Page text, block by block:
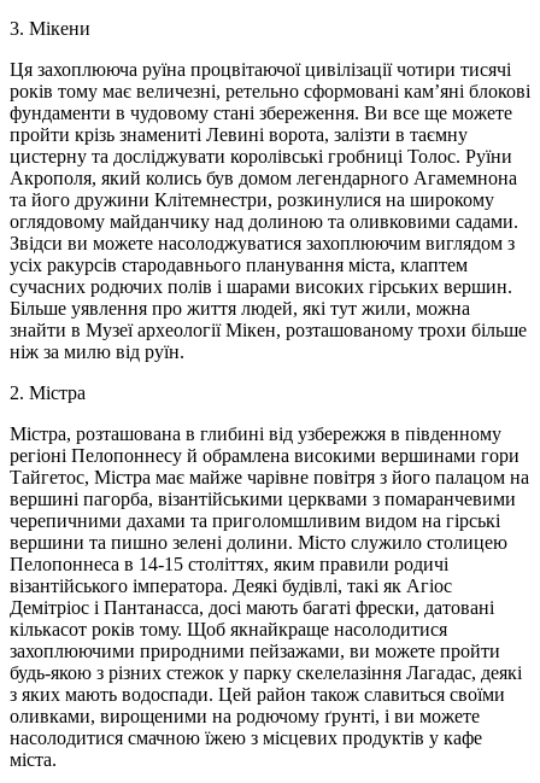
3. Мікени
Ця захоплююча руїна процвітаючої цивілізації чотири тисячі
років тому має величезні, ретельно сформовані кам’яні блокові
фундаменти в чудовому стані збереження. Ви все ще можете
пройти крізь знамениті Левині ворота, залізти в таємну
цистерну та досліджувати королівські гробниці Толос. Руїни
Акрополя, який колись був домом легендарного Агамемнона
та його дружини Клітемнестри, розкинулися на широкому
оглядовому майданчику над долиною та оливковими садами.
Звідси ви можете насолоджуватися захоплюючим виглядом з
усіх ракурсів стародавнього планування міста, клаптем
сучасних родючих полів і шарами високих гірських вершин.
Більше уявлення про життя людей, які тут жили, можна
знайти в Музеї археології Мікен, розташованому трохи більше
ніж за милю від руїн.
2. Містра
Містра, розташована в глибині від узбережжя в південному
регіоні Пелопоннесу й обрамлена високими вершинами гори
Тайгетос, Містра має майже чарівне повітря з його палацом на
вершині пагорба, візантійськими церквами з помаранчевими
черепичними дахами та приголомшливим видом на гірські
вершини та пишно зелені долини. Місто служило столицею
Пелопоннеса в 14-15 століттях, яким правили родичі
візантійського імператора. Деякі будівлі, такі як Агіос
Демітріос і Пантанасса, досі мають багаті фрески, датовані
кількасот років тому. Щоб якнайкраще насолодитися
захоплюючими природними пейзажами, ви можете пройти
будь-якою з різних стежок у парку скелелазіння Лагадас, деякі
з яких мають водоспади. Цей район також славиться своїми
оливками, вирощеними на родючому ґрунті, і ви можете
насолодитися смачною їжею з місцевих продуктів у кафе
міста.